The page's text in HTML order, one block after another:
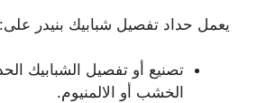
يعمل حداد تفصيل شبابيك بنيدر على:
تصنيع أو تفصيل الشبابيك
الخشب أو الالمنيوم.